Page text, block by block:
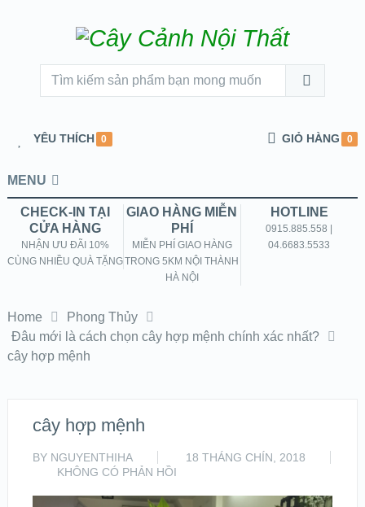
YÊU THÍCH 0 GIỎ HÀNG 0
MENU
CHECK-IN TẠI
CỬA HÀNG
NHẬN ƯU ĐÃI 10%
CÙNG NHIỀU QUÀ TẶNG
GIAO HÀNG MIỄN
PHÍ
MIỄN PHÍ GIAO HÀNG
TRONG 5KM NỘI THÀNH
HÀ NỘI
HOTLINE
0915.885.558 |
04.6683.5533
Home
Phong Thủy
Đâu mới là cách chọn cây hợp mệnh chính xác nhất?
cây hợp mệnh
cây hợp mệnh
BY NGUYENTHIHA
18 THÁNG CHÍN, 2018
KHÔNG CÓ PHẢN HỒI